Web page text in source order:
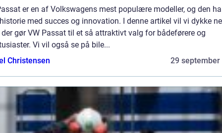
er en af Volkswagens mest populære modeller, og den
med succes og innovation. I denne artikel vil vi dykke
gør VW Passat til et så attraktivt valg for bådeførere og
Vi vil også se på bile...
Christensen
29 september